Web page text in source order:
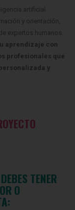
artificial
y orientación,
expertos humanos.
aprendizaje con
profesionales que
y
TENER
O